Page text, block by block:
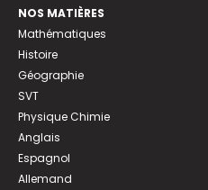
NOS MATIÈRES
Mathématiques
Histoire
Géographie
SVT
Physique Chimie
Anglais
Espagnol
Allemand